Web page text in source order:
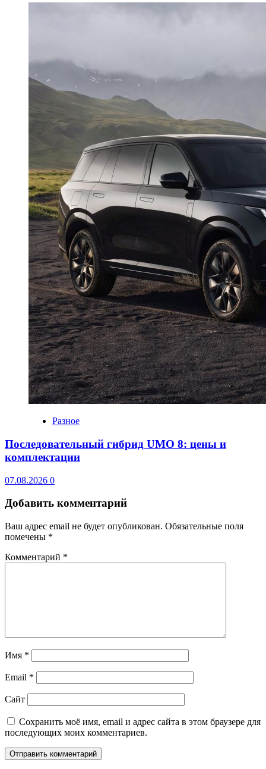
Разное
Последовательный гибрид UMO 8: цены и
комплектации
07.08.2026 0
Добавить комментарий
Ваш адрес email не будет опубликован. Обязательные поля
помечены *
Комментарий *
Имя *
Email *
Сайт
Сохранить моё имя, email и адрес сайта в этом браузере для
последующих моих комментариев.